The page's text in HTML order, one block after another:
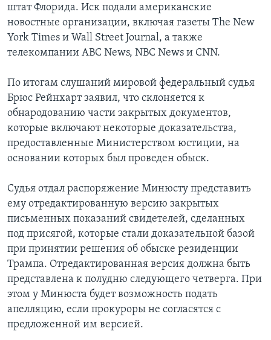
штат Флорида. Иск подали американские
новостные организации, включая газеты The New
York Times и Wall Street Journal, а также
телекомпании ABC News, NBC News и CNN.
По итогам слушаний мировой федеральный судья
Брюс Рейнхарт заявил, что склоняется к
обнародованию части закрытых документов,
которые включают некоторые доказательства,
предоставленные Министерством юстиции, на
основании которых был проведен обыск.
Судья отдал распоряжение Минюсту представить
ему отредактированную версию закрытых
письменных показаний свидетелей, сделанных
под присягой, которые стали доказательной базой
при принятии решения об обыске резиденции
Трампа. Отредактированная версия должна быть
представлена к полудню следующего четверга. При
этом у Минюста будет возможность подать
апелляцию, если прокуроры не согласятся с
предложенной им версией.